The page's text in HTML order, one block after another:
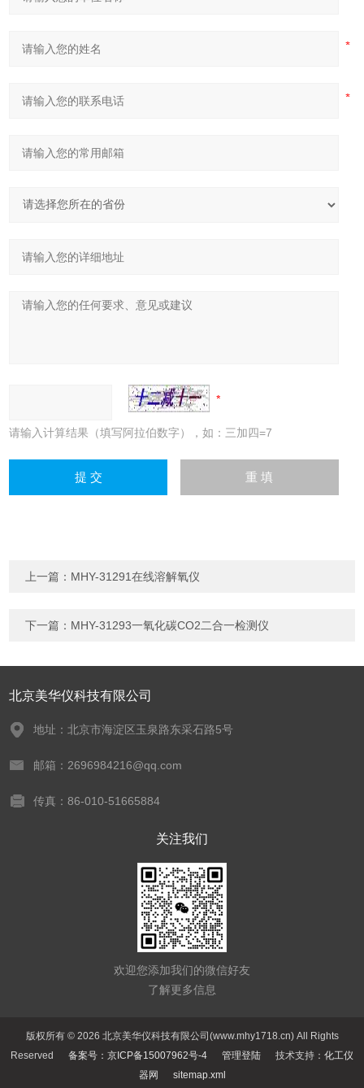
请输入计算结果（填写阿拉伯数字），如：三加四=7
上一篇： MHY-31291在线溶解氧仪
下一篇： MHY-31293一氧化碳CO2二合一检测仪
北京美华仪科技有限公司
地址：北京市海淀区玉泉路东采石路5号
邮箱：2696984216@qq.com
传真：86-010-51665884
关注我们
欢迎您添加我们的微信好友
了解更多信息
版权所有 © 2026 北京美华仪科技有限公司(www.mhy1718.cn) All Rights
Reserved 备案号：京ICP备15007962号-4 管理登陆 技术支持： 化工仪
器网
sitemap.xml